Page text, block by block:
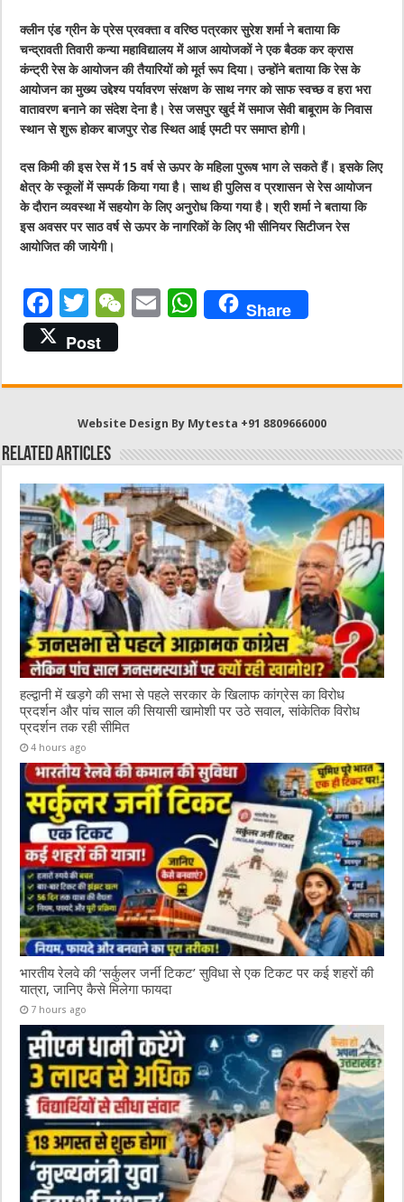
क्लीन एंड ग्रीन के प्रेस प्रवक्ता व वरिष्ठ पत्रकार सुरेश शर्मा ने बताया कि
चन्द्रावती तिवारी कन्या महाविद्यालय में आज आयोजकों ने एक बैठक कर क्रास
कंन्ट्री रेस के आयोजन की तैयारियों को मूर्त रूप दिया। उन्होंने बताया कि रेस के
आयोजन का मुख्य उद्देश्य पर्यावरण संरक्षण के साथ नगर को साफ स्वच्छ व हरा भरा
वातावरण बनाने का संदेश देना है। रेस जसपुर खुर्द में समाज सेवी बाबूराम के निवास
स्थान से शुरू होकर बाजपुर रोड स्थित आई एमटी पर समाप्त होगी।
दस किमी की इस रेस में 15 वर्ष से ऊपर के महिला पुरूष भाग ले सकते हैं। इसके लिए
क्षेत्र के स्कूलों में सम्पर्क किया गया है। साथ ही पुलिस व प्रशासन से रेस आयोजन
के दौरान व्यवस्था में सहयोग के लिए अनुरोध किया गया है। श्री शर्मा ने बताया कि
इस अवसर पर साठ वर्ष से ऊपर के नागरिकों के लिए भी सीनियर सिटीजन रेस
आयोजित की जायेगी।
F
a
c
e
o
o
k
T
w
it
te
r
W
h
at
E
l
W
s
A
p
p
Share
Post
Website Design By Mytesta +91 8809666000
Related Articles
हल्द्वानी में खड़गे की सभा से पहले सरकार के खिलाफ कांग्रेस का विरोध
प्रदर्शन और पांच साल की सियासी खामोशी पर उठे सवाल, सांकेतिक विरोध
प्रदर्शन तक रही सीमित
4 hours ago
भारतीय रेलवे की ‘सर्कुलर जर्नी टिकट’ सुविधा से एक टिकट पर कई शहरों की
यात्रा, जानिए कैसे मिलेगा फायदा
7 hours ago